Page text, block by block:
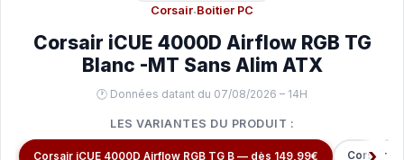
Corsair·Boitier PC
Corsair iCUE 4000D Airflow RGB TG
Blanc -MT Sans Alim ATX
🕐 Données datant du 07/08/2026 – 14H
LES VARIANTES DU PRODUIT :
Corsair iCUE 4000D Airflow RGB TG B — dès 149,99€ Corsair